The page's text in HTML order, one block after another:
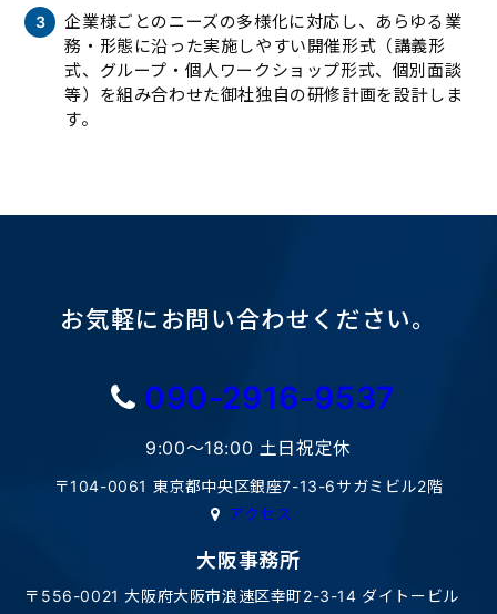
企業様ごとのニーズの多様化に対応し、あらゆる業
務・形態に沿った実施しやすい開催形式（講義形
式、グループ・個人ワークショップ形式、個別面談
等）を組み合わせた御社独自の研修計画を設計しま
す。
お気軽にお問い合わせください。
090-2916-9537
9:00〜18:00 土日祝定休
〒104-0061 東京都中央区銀座7-13-6サガミビル2階
アクセス
大阪事務所
〒556-0021 大阪府大阪市浪速区幸町2-3-14 ダイトービル